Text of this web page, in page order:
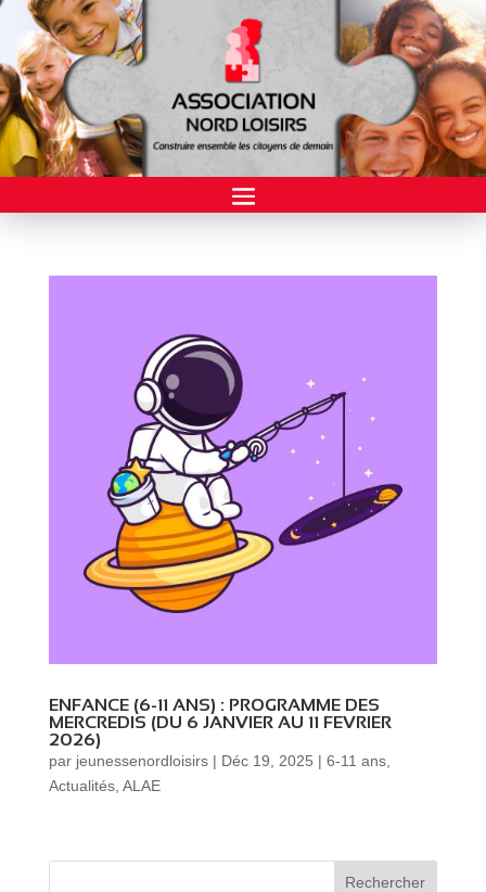
ENFANCE (6-11 ANS) : PROGRAMME DES
MERCREDIS (DU 6 JANVIER AU 11 FEVRIER
2026)
par jeunessenordloisirs| Déc 19, 2025 | 6-11 ans,
Actualités, ALAE
Rechercher